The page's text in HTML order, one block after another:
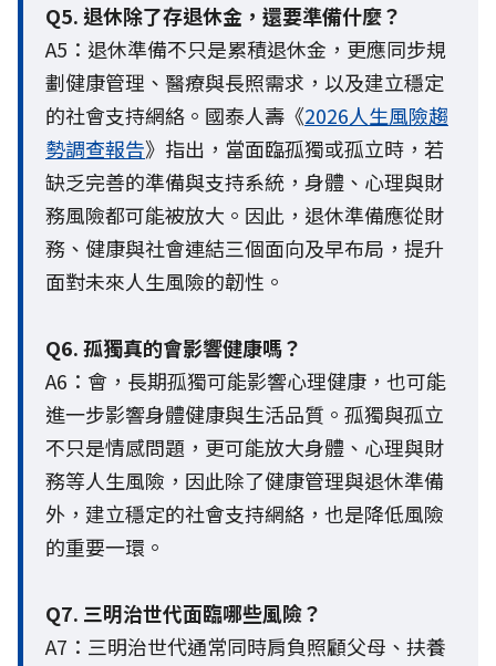
Q5. 退休除了存退休金，還要準備什麼？
A5：退休準備不只是累積退休金，更應同步規
劃健康管理、醫療與長照需求，以及建立穩定
的社會支持網絡。國泰人壽《2026人生風險趨
勢調查報告》指出，當面臨孤獨或孤立時，若
缺乏完善的準備與支持系統，身體、心理與財
務風險都可能被放大。因此，退休準備應從財
務、健康與社會連結三個面向及早布局，提升
面對未來人生風險的韌性。
Q6. 孤獨真的會影響健康嗎？
A6：會，長期孤獨可能影響心理健康，也可能
進一步影響身體健康與生活品質。孤獨與孤立
不只是情感問題，更可能放大身體、心理與財
務等人生風險，因此除了健康管理與退休準備
外，建立穩定的社會支持網絡，也是降低風險
的重要一環。
Q7. 三明治世代面臨哪些風險？
A7：三明治世代通常同時肩負照顧父母、扶養